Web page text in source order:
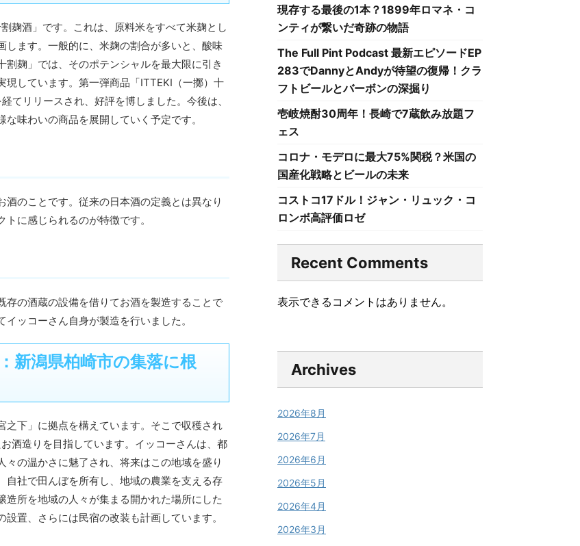
麹酒」です。これは、原料米をすべて米麹とし
ます。一般的に、米麹の割合が多いと、酸味
麹」では、そのポテンシャルを最大限に引き
しています。第一弾商品「ITTEKI（一擲）十
てリリースされ、好評を博しました。今後は、
味わいの商品を展開していく予定です。
のことです。従来の日本酒の定義とは異なり
に感じられるのが特徴です。
存の酒蔵の設備を借りてお酒を製造することで
ッコーさん自身が製造を行いました。
新潟県柏崎市の集落に根
下」に拠点を構えています。そこで収穫され
酒造りを目指しています。イッコーさんは、都
の温かさに魅了され、将来はこの地域を盛り
自社で田んぼを所有し、地域の農業を支える存
所を地域の人々が集まる開かれた場所にした
置、さらには民宿の改装も計画しています。
現存する最後の1本？1899年ロマネ・コ
ンティが繋いだ奇跡の物語
The Full Pint Podcast 最新エピソードEP
283でDannyとAndyが待望の復帰！クラ
フトビールとバーボンの深掘り
壱岐焼酎30周年！長崎で7蔵飲み放題フ
ェス
コロナ・モデロに最大75%関税？米国の
国産化戦略とビールの未来
コストコ17ドル！ジャン・リュック・コ
ロンボ高評価ロゼ
Recent Comments
表示できるコメントはありません。
Archives
2026年8月
2026年7月
2026年6月
2026年5月
2026年4月
2026年3月